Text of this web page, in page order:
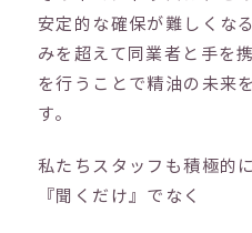
安定的な確保が難しくな
みを超えて同業者と手を
を行うことで精油の未来
す。
私たちスタッフも積極的
『聞くだけ』でなく